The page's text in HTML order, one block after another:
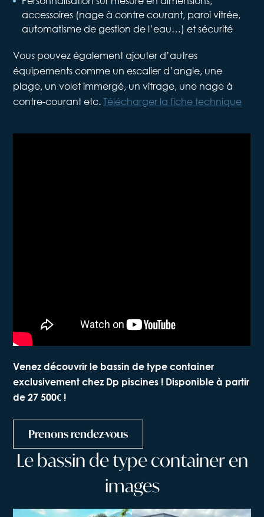
accessoires (nage à contre courant, paroi vitrée,
automatisme de gestion de l’eau…) et sécurité
Vous pouvez également ajouter d’autres
équipements comme un escalier d’angle, une
plage, un volet immergé, un vitrage, une nage à
contre-courant etc.Télécharger la fiche technique
Venez découvrir le bassin de type container
exclusivement chez Dp piscines ! Disponible à partir
de 27 500€ !
Prenons rendez-vous
Lebassin detypecontaineren
images